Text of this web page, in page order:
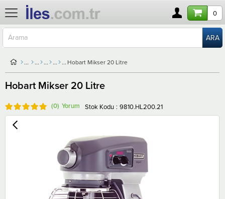
0
Hobart Mikser 20 Litre
Hobart Mikser 20 Litre
(0) Stok Kodu 9810.HL200.21